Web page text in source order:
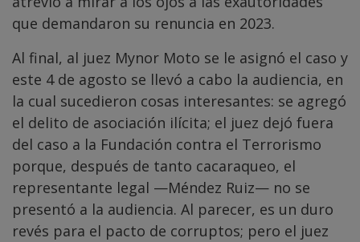
que demandaron su renuncia en 2023.
Al final, al juez Mynor Moto se le asignó el caso y
este 4 de agosto se llevó a cabo la audiencia, en
la cual sucedieron cosas interesantes: se agregó
el delito de asociación ilícita; el juez dejó fuera
del caso a la Fundación contra el Terrorismo
porque, después de tanto cacaraqueo, el
representante legal —Méndez Ruiz— no se
presentó a la audiencia. Al parecer, es un duro
revés para el pacto de corruptos; pero el juez